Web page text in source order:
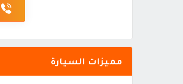
مميزات السيارة